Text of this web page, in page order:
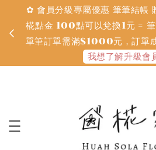
✿ 會員分級專屬優惠 筆筆結帳
椛點金 100點可以兌換1元 = 筆
單筆訂單需滿$1000元，訂單
我想了解升級會